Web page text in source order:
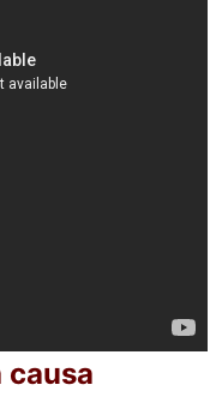
causa